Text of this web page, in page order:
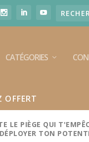
CATÉGORIES
OFFERT
LE PIÈGE QUI
TON